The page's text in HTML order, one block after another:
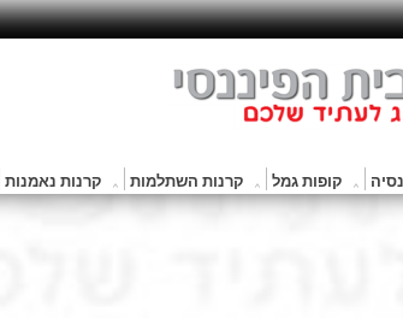
קופות גמל קרנות השתלמות קרנות נאמנות